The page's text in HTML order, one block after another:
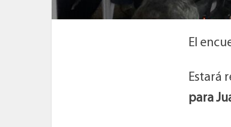
El
Estará
para